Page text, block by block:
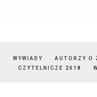
WYWIADY AUTORZY O
CZYTELNICZE 2018